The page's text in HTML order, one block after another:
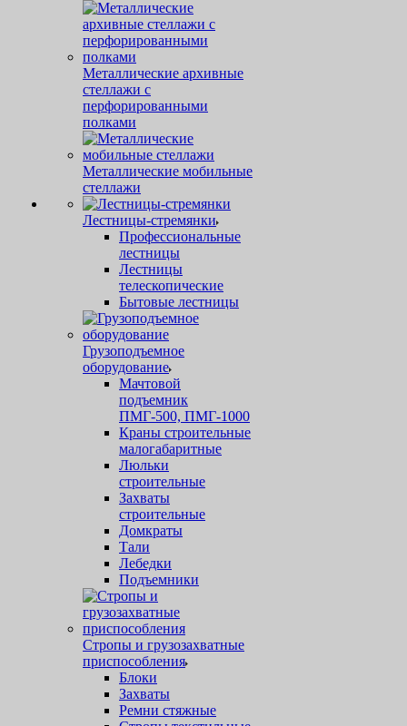
Металлические архивные
стеллажи с
перфорированными
полками
Металлические мобильные
стеллажи
Лестницы-стремянки
Профессиональные
лестницы
Лестницы
телескопические
Бытовые лестницы
Грузоподъемное
оборудование
Мачтовой
подъемник
ПМГ-500, ПМГ-1000
Краны строительные
малогабаритные
Люльки
строительные
Захваты
строительные
Домкраты
Тали
Лебедки
Подъемники
Стропы и грузозахватные
приспособления
Блоки
Захваты
Ремни стяжные